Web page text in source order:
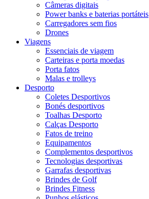
Câmeras digitais
Power banks e baterias portáteis
Carregadores sem fios
Drones
Viagens
Essenciais de viagem
Carteiras e porta moedas
Porta fatos
Malas e trolleys
Desporto
Coletes Desportivos
Bonés desportivos
Toalhas Desporto
Calças Desporto
Fatos de treino
Equipamentos
Complementos desportivos
Tecnologias desportivas
Garrafas desportivas
Brindes de Golf
Brindes Fitness